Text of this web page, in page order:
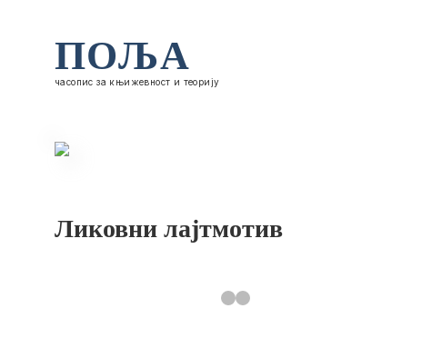
ПОЉА
часопис за књижевност и теорију
Ликовни лајтмотив